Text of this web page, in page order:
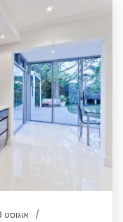
אוגוסט 20, 2020